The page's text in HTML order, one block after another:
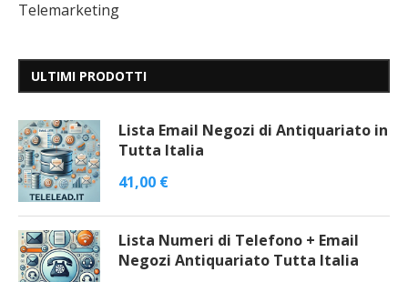
Telemarketing
ULTIMI PRODOTTI
Lista Email Negozi di Antiquariato in
Tutta Italia
41,00 €
Lista Numeri di Telefono + Email
Negozi Antiquariato Tutta Italia